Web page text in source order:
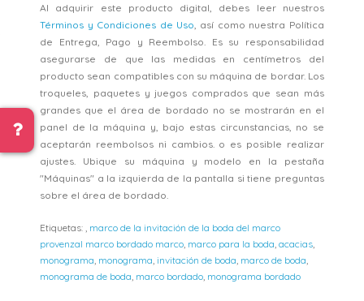
Al adquirir este producto digital, debes leer nuestros
Términos y Condiciones de Uso, así como nuestra Política
de Entrega, Pago y Reembolso. Es su responsabilidad
asegurarse de que las medidas en centímetros del
producto sean compatibles con su máquina de bordar. Los
troqueles, paquetes y juegos comprados que sean más
grandes que el área de bordado no se mostrarán en el
panel de la máquina y, bajo estas circunstancias, no se
aceptarán reembolsos ni cambios. o es posible realizar
ajustes. Ubique su máquina y modelo en la pestaña
"Máquinas" a la izquierda de la pantalla si tiene preguntas
sobre el área de bordado.
Etiquetas:, marco de la invitación de la boda del marco
provenzal marco bordado marco, marco para la boda,acacias,
monograma, monograma, invitación de boda, marco de boda,
monograma de boda, marco bordado, monograma bordado